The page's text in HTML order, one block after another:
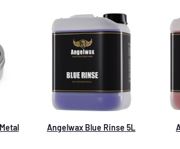
Angelwax Blue Rinse 5L